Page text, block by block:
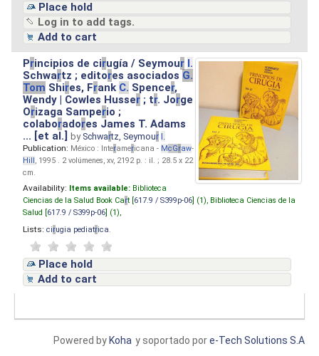
Place hold
Log in to add tags.
Add to cart
Principios de cirugía / Seymour I.
Schwartz ; editores asociados G.
Tom Shires, Frank C. Spencer,
Wendy | Cowles Husser ; tr. Jorge
Orizaga Samperio ;
colaboradores James T. Adams
... [et al.]by Schwartz, Seymour I.
Publication: México : Interamericana - McGraw-
Hill, 1995 . 2 volúmenes, xv, 2192 p. : il. ; 28.5 x 22
cm.
Availability: Items available: Biblioteca
Ciencias de la Salud Book Cart [ 617.9 / S399p-06 ] (1), Biblioteca Ciencias de la
Salud [ 617.9 / S399p-06 ] (1),
Lists: cirugia pediatrica
Place hold
Add to cart
y soportado pore-Tech Solutions S.A
Powered by Koha